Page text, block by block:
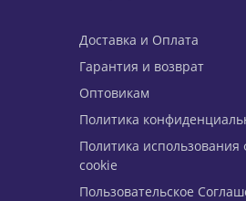
Доставка и Оплата
Гарантия и возврат
Оптовикам
Политика
Политика использования
cookie
Пользовательское